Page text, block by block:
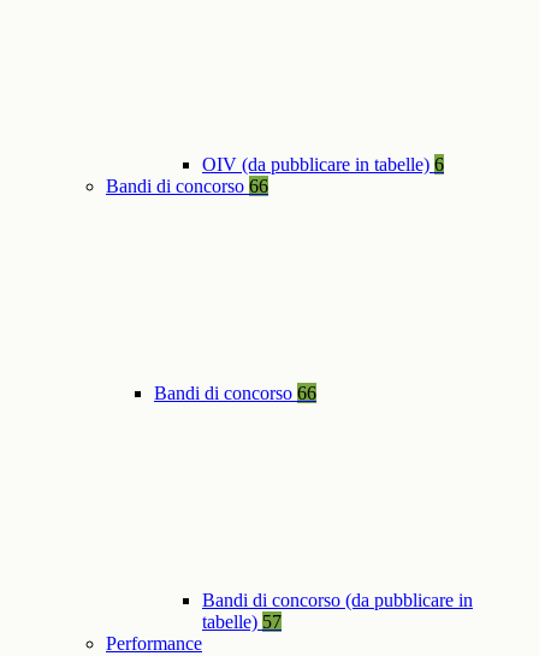
OIV (da pubblicare in tabelle) 6
Bandi di concorso 66
Bandi di concorso 66
Bandi di concorso (da pubblicare in
tabelle) 57
Performance